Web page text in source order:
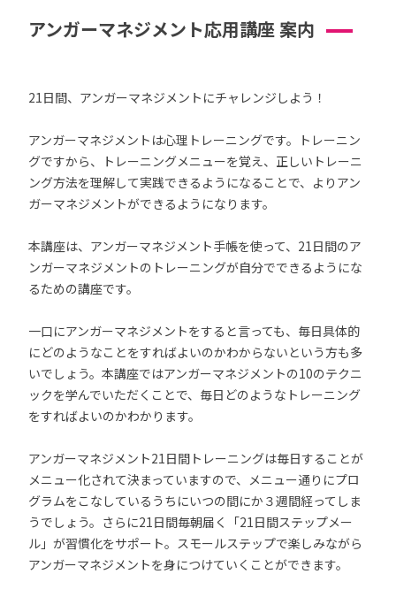
アンガーマネジメント応用講座 案内
21日間、アンガーマネジメントにチャレンジしよう！
アンガーマネジメントは心理トレーニングです。トレーニン
グですから、トレーニングメニューを覚え、正しいトレーニ
ング方法を理解して実践できるようになることで、よりアン
ガーマネジメントができるようになります。
本講座は、アンガーマネジメント手帳を使って、21日間のア
ンガーマネジメントのトレーニングが自分でできるようにな
るための講座です。
一口にアンガーマネジメントをすると言っても、毎日具体的
にどのようなことをすればよいのかわからないという方も多
いでしょう。本講座ではアンガーマネジメントの10のテクニ
ックを学んでいただくことで、毎日どのようなトレーニング
をすればよいのかわかります。
アンガーマネジメント21日間トレーニングは毎日することが
メニュー化されて決まっていますので、メニュー通りにプロ
グラムをこなしているうちにいつの間にか３週間経ってしま
うでしょう。さらに21日間毎朝届く「21日間ステップメー
ル」が習慣化をサポート。スモールステップで楽しみながら
アンガーマネジメントを身につけていくことができます。